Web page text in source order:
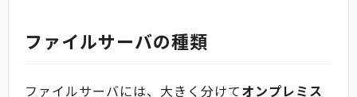
ファイルサーバの種類
ファイルサーバには、大きく分けてオンプレミス